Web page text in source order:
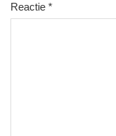
Reactie *